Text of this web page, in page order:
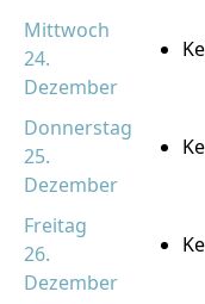
Mittwoch
24.
Dezember
Donnerstag
25.
Dezember
Freitag
26.
Dezember